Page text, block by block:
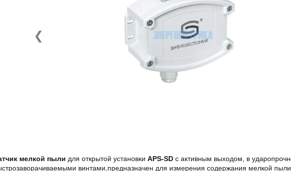
❮
мелкой пыли для открытой установки APS-SD с активным выходом, в
винтами,предназначен для измерения содержания мелкой